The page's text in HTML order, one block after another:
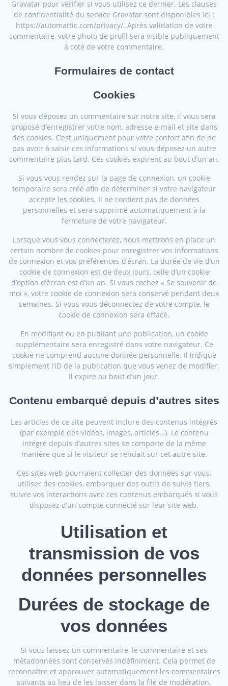
Gravatar pour vérifier si vous utilisez ce dernier. Les clauses
de confidentialité du service Gravatar sont disponibles ici :
https://automattic.com/privacy/. Après validation de votre
commentaire, votre photo de profil sera visible publiquement
à coté de votre commentaire.
Formulaires de contact
Cookies
Si vous déposez un commentaire sur notre site, il vous sera
proposé d’enregistrer votre nom, adresse e-mail et site dans
des cookies. C’est uniquement pour votre confort afin de ne
pas avoir à saisir ces informations si vous déposez un autre
commentaire plus tard. Ces cookies expirent au bout d’un an.
Si vous vous rendez sur la page de connexion, un cookie
temporaire sera créé afin de déterminer si votre navigateur
accepte les cookies. Il ne contient pas de données
personnelles et sera supprimé automatiquement à la
fermeture de votre navigateur.
Lorsque vous vous connecterez, nous mettrons en place un
certain nombre de cookies pour enregistrer vos informations
de connexion et vos préférences d’écran. La durée de vie d’un
cookie de connexion est de deux jours, celle d’un cookie
d’option d’écran est d’un an. Si vous cochez « Se souvenir de
moi », votre cookie de connexion sera conservé pendant deux
semaines. Si vous vous déconnectez de votre compte, le
cookie de connexion sera effacé.
En modifiant ou en publiant une publication, un cookie
supplémentaire sera enregistré dans votre navigateur. Ce
cookie ne comprend aucune donnée personnelle. Il indique
simplement l’ID de la publication que vous venez de modifier.
Il expire au bout d’un jour.
Contenu embarqué depuis d’autres sites
Les articles de ce site peuvent inclure des contenus intégrés
(par exemple des vidéos, images, articles…). Le contenu
intégré depuis d’autres sites se comporte de la même
manière que si le visiteur se rendait sur cet autre site.
Ces sites web pourraient collecter des données sur vous,
utiliser des cookies, embarquer des outils de suivis tiers,
suivre vos interactions avec ces contenus embarqués si vous
disposez d’un compte connecté sur leur site web.
Utilisation et
transmission de vos
données personnelles
Durées de stockage de
vos données
Si vous laissez un commentaire, le commentaire et ses
métadonnées sont conservés indéfiniment. Cela permet de
reconnaître et approuver automatiquement les commentaires
suivants au lieu de les laisser dans la file de modération.